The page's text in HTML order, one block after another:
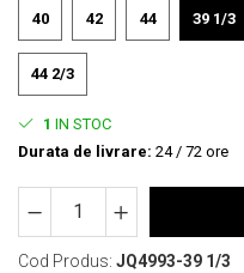
40 42 44 39 1/3
44 2/3
1 IN STOC
Durata de livrare: 24 / 72 ore
Cod Produs: JQ4993-39 1/3